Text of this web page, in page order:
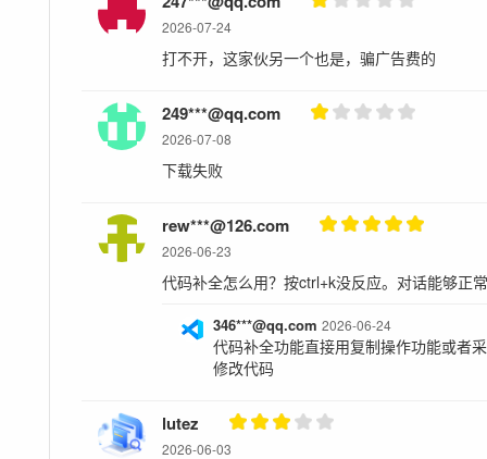
2026-07-24
打不开，这家伙另一个也是，骗广告费的
249***@qq.com
2026-07-08
下载失败
rew***@126.com
2026-06-23
代码补全怎么用？按ctrl+k没反应。对话能够正
346***@qq.com2026-06-24
代码补全功能直接用复制操作功能或者
修改代码
lutez
2026-06-03